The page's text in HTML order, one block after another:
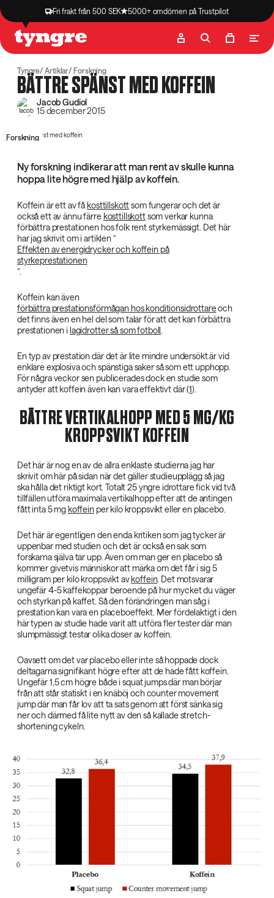
Fri frakt från 500 SEK 5000+ omdömen på Trustpilot
Butik Recept
Tyngre Artiklar Forskning
BÄTTRE SPÄNST MED KOFFEIN
Jacob Gudiol
15 december 2015
Forskning
Ny forskning indikerar att man rent av skulle kunna
hoppa lite högre med hjälp av koffein.
Koffein är ett av få kosttillskottsom fungerar och det är
också ett av ännu färre kosttillskottsom verkar kunna
förbättra prestationen hos folk rent styrkemässigt. Det här
har jag skrivit om i artiklen ”
Effekten av energidrycker och koffein på
styrkeprestationen
”.
Koffein kan även
förbättra prestationsförmågan hos konditionsidrottareoch
det finns även en hel del som talar för att det kan förbättra
prestationen i lagidrotter så som fotboll
En typ av prestation där det är lite mindre undersökt är vid
enklare explosiva och spänstiga saker så som ett upphopp.
För några veckor sen publicerades dock en studie som
antyder att koffein även kan vara effektivt där (1).
BÄTTRE VERTIKALHOPP MED 5 MG/KG
KROPPSVIKT KOFFEIN
Det här är nog en av de allra enklaste studierna jag har
skrivit om här på sidan när det gäller studieupplägg så jag
ska hålla det riktigt kort. Totalt 25 yngre idrottare fick vid två
tillfällen utföra maximala vertikalhopp efter att de antingen
fått inta 5 mg koffeinper kilo kroppsvikt eller en placebo.
Det här är egentligen den enda kritiken som jag tycker är
uppenbar med studien och det är också en sak som
forskarna själva tar upp. Även om man ger en placebo så
kommer givetvis människor att märka om det får i sig 5
milligram per kilo kroppsvikt avkoffein. Det motsvarar
ungefär 4-5 kaffekoppar beroende på hur mycket du väger
och styrkan på kaffet. Så den förändringen man såg i
prestation kan vara en placeboeffekt. Mer fördelaktigt i den
här typen av studie hade varit att utföra fler tester där man
slumpmässigt testar olika doser av koffein.
Oavsett om det var placebo eller inte så hoppade dock
deltagarna signifikant högre efter att de hade fått koffein.
Ungefär 1,5 cm högre både i squat jumps där man börjar
från att står statiskt i en knäböj och counter movement
jump där man får lov att ta sats genom att först sänka sig
ner och därmed få lite nytt av den så kallade stretch-
shortening cykeln.